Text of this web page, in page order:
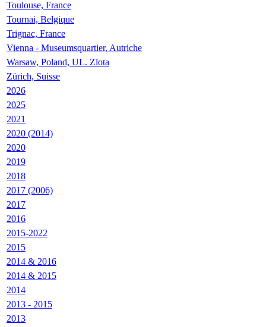
Toulouse, France
Tournai, Belgique
Trignac, France
Vienna - Museumsquartier, Autriche
Warsaw, Poland, UL. Zlota
Zürich, Suisse
2026
2025
2021
2020 (2014)
2020
2019
2018
2017 (2006)
2017
2016
2015-2022
2015
2014 & 2016
2014 & 2015
2014
2013 - 2015
2013